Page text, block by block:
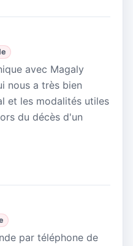
avec Magaly
nous a très bien
et les modalités utiles
du décès d'un
par téléphone de